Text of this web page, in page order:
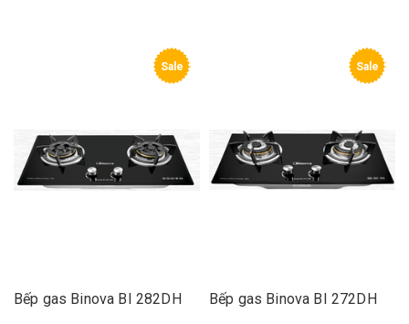
Sale
Bếp gas Binova BI 282DH
Sale
Bếp gas Binova BI 272DH